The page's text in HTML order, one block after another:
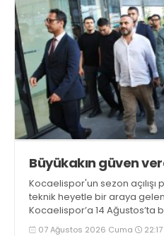
Büyükakın güven
Kocaelispor'un sezon
teknik heyetle bir araya gelen
Kocaelispor’a 14 Ağustos’ta
maratonunda başarılar diledi
07 Ağustos 2026 Cuma 22:17